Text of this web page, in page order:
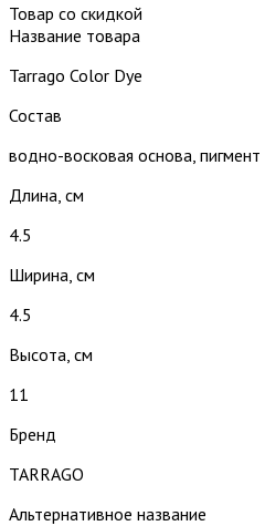
Товар со скидкой
Название товара
Tarrago Color Dye
Состав
водно-восковая основа, пигмент
Длина, см
4.5
Ширина, см
4.5
Высота, см
11
Бренд
TARRAGO
Альтернативное название